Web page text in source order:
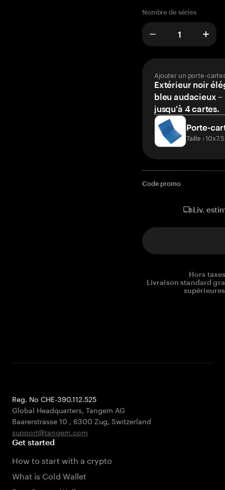
Nombre de séries
Ajouter un porte-
Extérieur noir
bleu audacieux
jusqu'à 4 cartes.
Porte-
Taille :
Code promo
Liv.
Hors
Livraison standard
Reg. No CHE-390.112.525
Global Headquarters, Tangem AG
Baarerstrasse 10 , 6300 Zug, Switzerland
support@tangem.com
Get started
How to start with a crypto
What is Cold Wallet